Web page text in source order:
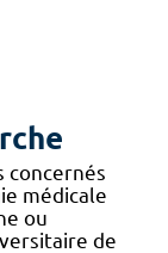
concernés
médicale
ou
de